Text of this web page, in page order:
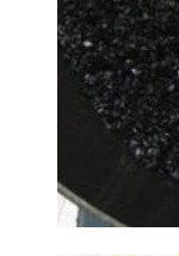
对于饮酒过量的人